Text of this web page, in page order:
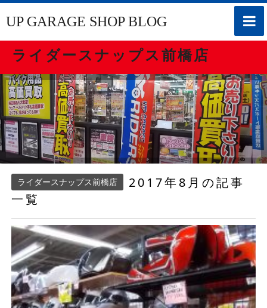
toggle
UP GARAGE SHOP BLOG
ライダースナップス前橋店
ライダースナップス前橋店
2017年8月の記事
一覧